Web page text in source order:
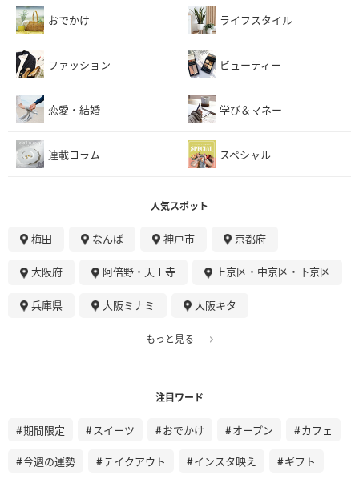
おでかけ ライフスタイル
ファッション ビューティー
恋愛・結婚 学び＆マネー
連載コラム スペシャル
人気スポット
梅田 なんば 神戸市 京都府
大阪府 阿倍野・天王寺 上京区・中京区・下京区
兵庫県 大阪ミナミ 大阪キタ
もっと見る
注目ワード
期間限定 スイーツ おでかけ オープン カフェ
今週の運勢 テイクアウト インスタ映え ギフト